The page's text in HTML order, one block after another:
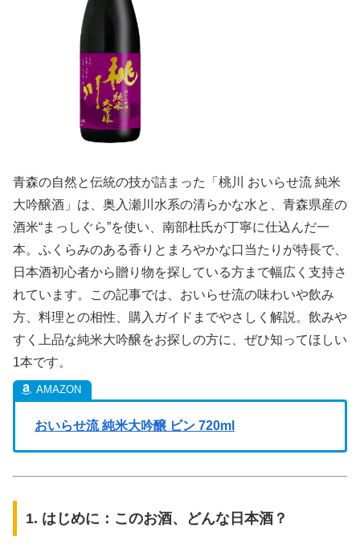
青森の自然と伝統の技が詰まった「桃川 おいらせ流 純米
大吟醸酒」は、奥入瀬川水系の清らかな水と、青森県産の
酒米“まっしぐら”を使い、南部杜氏が丁寧に仕込んだ一
本。ふくらみのある香りとまろやかな口当たりが特長で、
日本酒初心者から贈り物を探している方まで幅広く支持さ
れています。この記事では、おいらせ流の味わいや飲み
方、料理との相性、購入ガイドまでやさしく解説。飲みや
すく上品な純米大吟醸をお探しの方に、ぜひ知ってほしい
1本です。
おいらせ流 純米大吟醸 ビン 720ml
1. はじめに：このお酒、どんな日本酒？